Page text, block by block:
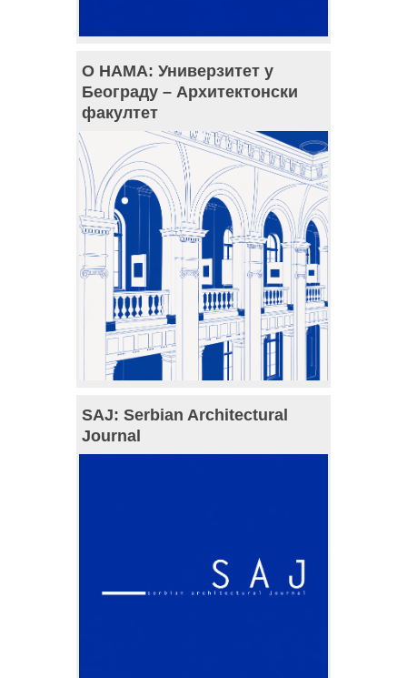
О НАМА: Универзитет у
Београду – Архитектонски
факултет
SAJ: Serbian Architectural
Journal